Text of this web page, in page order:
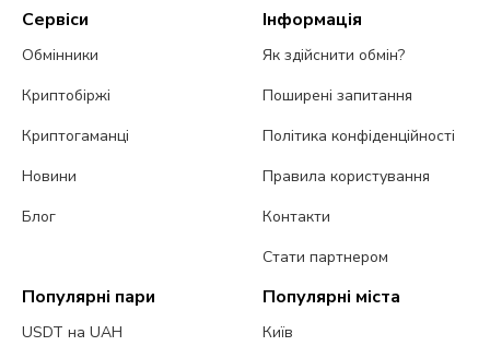
Сервіси
Обмінники
Криптобіржі
Криптогаманці
Новини
Блог
Інформація
Як здійснити обмін?
Поширені запитання
Політика конфіденційності
Правила користування
Контакти
Стати партнером
Популярні пари
USDT на UAH
Популярні міста
Київ